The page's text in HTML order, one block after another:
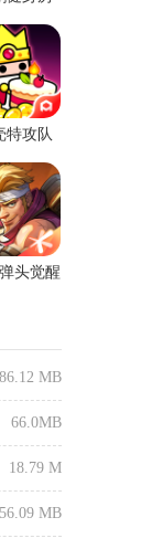
特攻队
头觉醒
MB
66.0MB
18.79 M
MB